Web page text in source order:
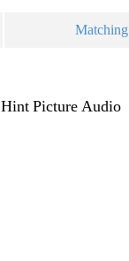
Matching
Hint Picture Audio